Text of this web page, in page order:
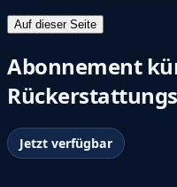
Auf dieser Seite
Abonnement
Jetzt verfügbar